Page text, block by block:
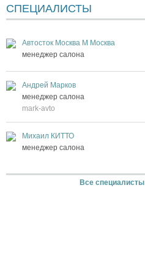
СПЕЦИАЛИСТЫ
Автосток Москва М Москва
менеджер салона
Андрей Марков
менеджер салона
mark-avto
Михаил КИТТО
менеджер салона
Все специалисты